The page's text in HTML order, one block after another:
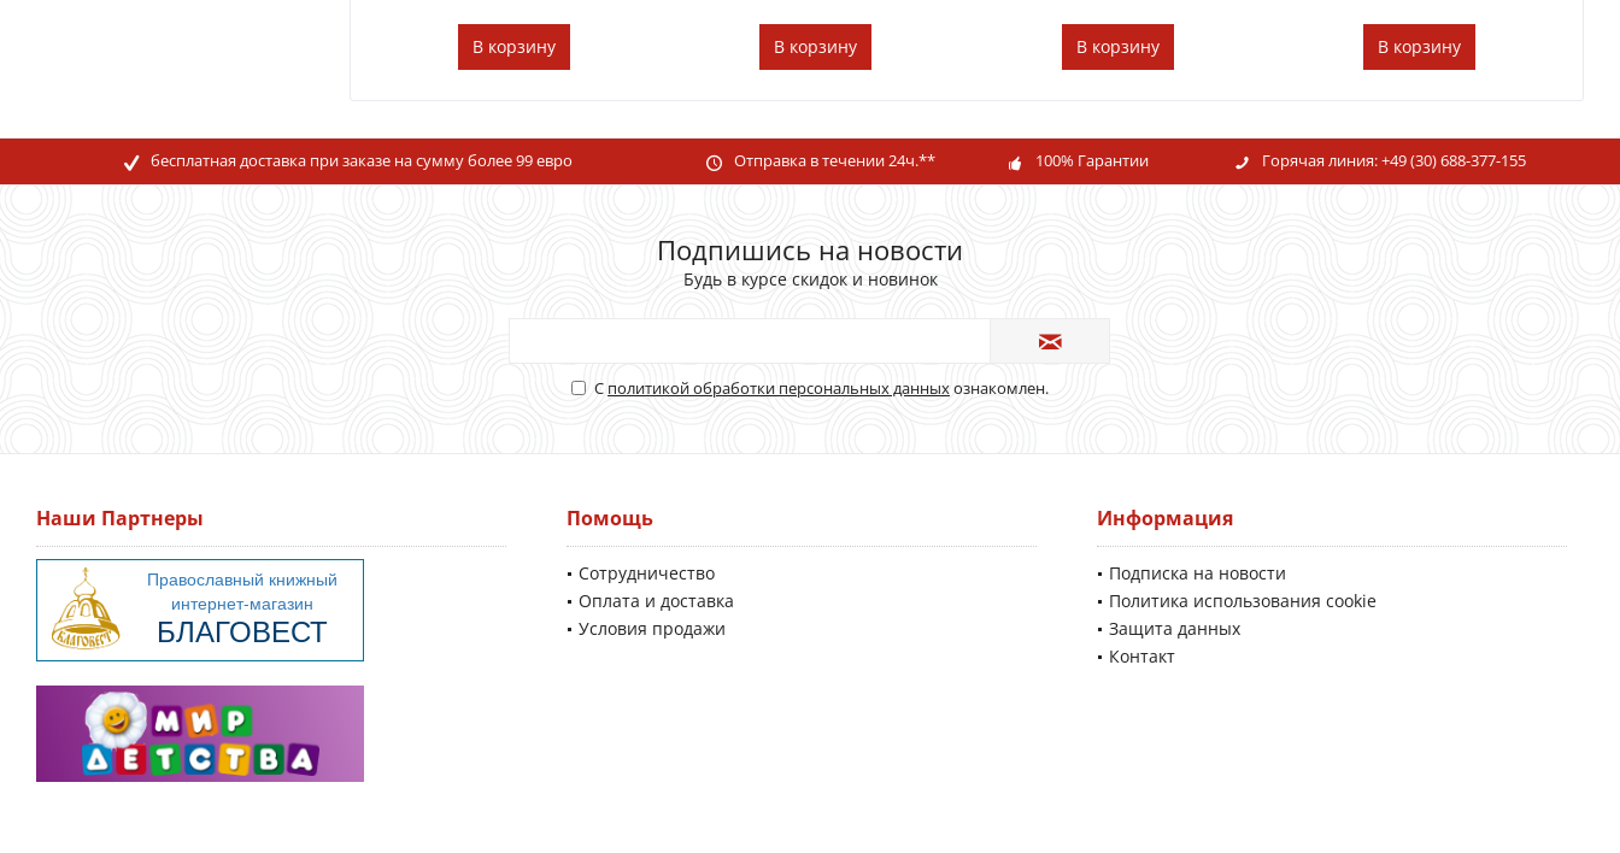
В корзину В корзину В корзину В корзину
бесплатная доставка при заказе на сумму более 99 евро Отправка в течении 24ч.** 100% Гарантии Горячая линия:+49 (30) 688-377-155
Подпишись на новости
Будь в курсе скидок и новинок
С политикой обработки персональных данныхознакомлен.
Наши Партнеры Помощь
Сотрудничество
Оплата и доставка
Условия продажи
Информация
Подписка на новости
Политика использования cookie
Защита данных
Контакт